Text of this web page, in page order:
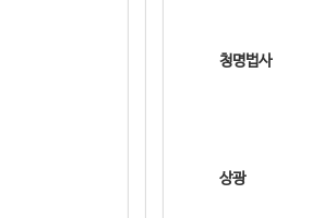
청명법사
상광